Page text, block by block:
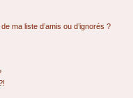
ma liste d’amis ou d’ignorés ?